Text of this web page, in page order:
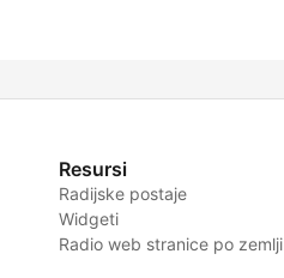
Resursi
Radijske postaje
Widgeti
Radio web stranice po zemlji